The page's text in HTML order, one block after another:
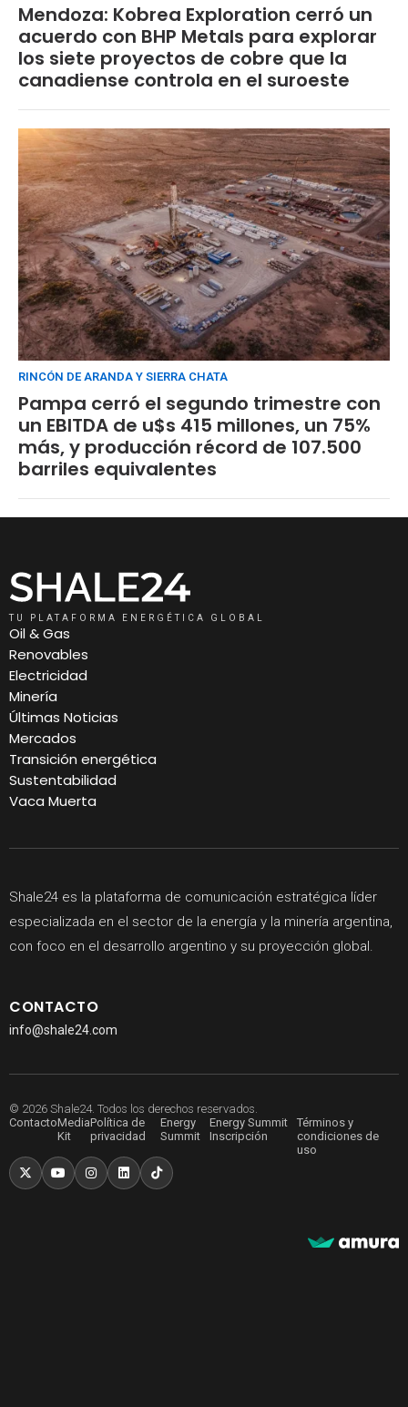
Mendoza: Kobrea Exploration cerró un
acuerdo con BHP Metals para explorar
los siete proyectos de cobre que la
canadiense controla en el suroeste
RINCÓN DE ARANDA Y SIERRA CHATA
Pampa cerró el segundo trimestre con
un EBITDA de u$s 415 millones, un 75%
más, y producción récord de 107.500
barriles equivalentes
TU PLATAFORMA ENERGÉTICA GLOBAL
Oil & Gas
Renovables
Electricidad
Minería
Últimas Noticias
Mercados
Transición energética
Sustentabilidad
Vaca Muerta
Shale24 es la plataforma de comunicación estratégica líder
especializada en el sector de la energía y la minería argentina,
con foco en el desarrollo argentino y su proyección global.
CONTACTO
info@shale24.com
© 2026 Shale24. Todos los derechos reservados.
ContactoMedia
Kit
Política de
privacidad
Energy
Summit
Energy Summit
Inscripción
Términos y
condiciones de
uso